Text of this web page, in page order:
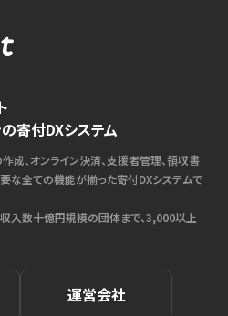
寄付DXシステム
成、オンライン決済、支援者管理、領収書
な全ての機能が揃った寄付DXシステムで
入数十億円規模の団体まで、3,000以上
運営会社